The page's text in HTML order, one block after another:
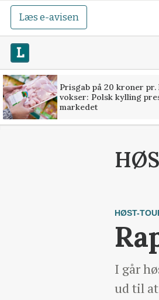
Læs e-avisen
Prisgab på 20 kroner pr.
vokser: Polsk kylling
markedet
HØST-
I går
ud til